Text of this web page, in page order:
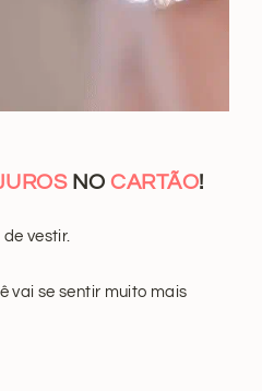
NO CARTÃO!
vestir.
vai se sentir muito mais